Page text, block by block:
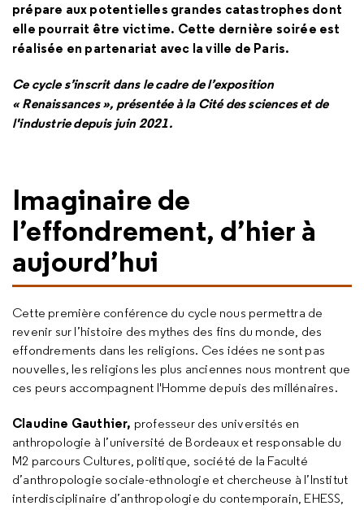
prépare aux potentielles grandes catastrophes dont
elle pourrait être victime. Cette dernière soirée est
réalisée en partenariat avec la ville de Paris.
Ce cycle s’inscrit dans le cadre de l’exposition
« Renaissances », présentée à la Cité des sciences et de
l'industrie depuis juin 2021.
Imaginaire de
l’effondrement, d’hier à
aujourd’hui
Cette première conférence du cycle nous permettra de
revenir sur l’histoire des mythes des fins du monde, des
effondrements dans les religions. Ces idées ne sont pas
nouvelles, les religions les plus anciennes nous montrent que
ces peurs accompagnent l'Homme depuis des millénaires.
Claudine Gauthier, professeur des universités en
anthropologie à l’université de Bordeaux et responsable du
M2 parcours Cultures, politique, société de la Faculté
d’anthropologie sociale-ethnologie et chercheuse à l’Institut
interdisciplinaire d’anthropologie du contemporain, EHESS,